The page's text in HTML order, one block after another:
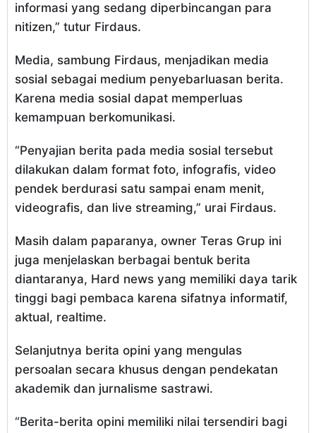
informasi yang sedang diperbincangan para
nitizen,” tutur Firdaus.
Media, sambung Firdaus, menjadikan media
sosial sebagai medium penyebarluasan berita.
Karena media sosial dapat memperluas
kemampuan berkomunikasi.
“Penyajian berita pada media sosial tersebut
dilakukan dalam format foto, infografis, video
pendek berdurasi satu sampai enam menit,
videografis, dan live streaming,” urai Firdaus.
Masih dalam paparanya, owner Teras Grup ini
juga menjelaskan berbagai bentuk berita
diantaranya, Hard news yang memiliki daya tarik
tinggi bagi pembaca karena sifatnya informatif,
aktual, realtime.
Selanjutnya berita opini yang mengulas
persoalan secara khusus dengan pendekatan
akademik dan jurnalisme sastrawi.
“Berita-berita opini memiliki nilai tersendiri bagi